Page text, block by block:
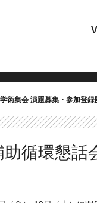
術集会 演題募集・参加登録
循環懇話